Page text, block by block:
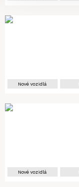
Nové vozidlá
Nové vozidlá